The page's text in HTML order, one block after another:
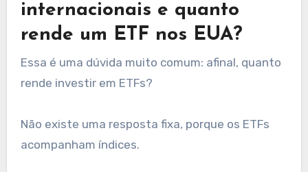
internacionais e quanto
rende um ETF nos EUA?
Essa é uma dúvida muito comum: afinal, quanto
rende investir em ETFs?
Não existe uma resposta fixa, porque os ETFs
acompanham índices.